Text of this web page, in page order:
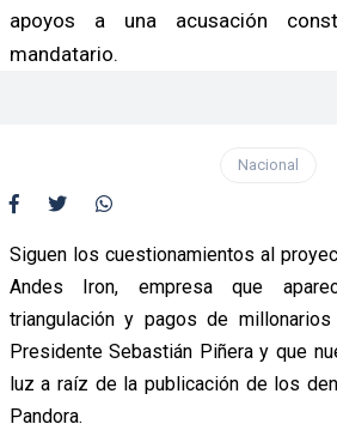
apoyos a una acusación
mandatario.
Nacional
Siguen los cuestionamientos al
Andes Iron, empresa que
triangulación y pagos de
Presidente Sebastián Piñera y que
luz a raíz de la publicación de los
Pandora.